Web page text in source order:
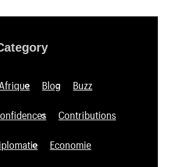
Afrique Blog Buzz
Contributions
Economie